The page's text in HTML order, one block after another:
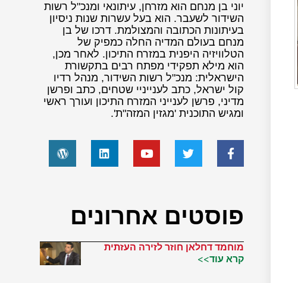
יוני בן מנחם הוא מזרחן, עיתונאי ומנכ"ל רשות
השידור לשעבר. הוא בעל עשרות שנות ניסיון
בעיתונות הכתובה והמצולמת. דרכו של בן
מנחם בעולם המדיה החלה כמפיק של
הטלוויזיה היפנית במזרח התיכון. לאחר מכן,
הוא מילא תפקידי מפתח רבים בתקשורת
הישראלית: מנכ"ל רשות השידור, מנהל רדיו
קול ישראל, כתב לענייניי שטחים, כתב ופרשן
מדיני, פרשן לענייני המזרח התיכון ועורך ראשי
ומגיש התוכנית 'מגזין המזה"ת'.
פוסטים אחרונים
מוחמד דחלאן חוזר לזירה העזתית
קרא עוד>>